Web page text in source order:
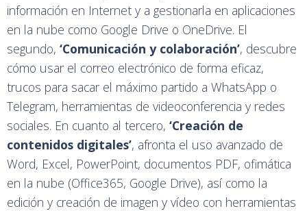
información en Internet y a gestionarla en aplicaciones
en la nube como Google Drive o OneDrive. El
segundo, ‘Comunicación y colaboración’, descubre
cómo usar el correo electrónico de forma eficaz,
trucos para sacar el máximo partido a WhatsApp o
Telegram, herramientas de videoconferencia y redes
sociales. En cuanto al tercero, ‘Creación de
contenidos digitales’, afronta el uso avanzado de
Word, Excel, PowerPoint, documentos PDF, ofimática
en la nube (Office365, Google Drive), así como la
edición y creación de imagen y vídeo con herramientas